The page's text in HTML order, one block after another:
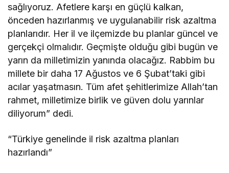
sağlıyoruz. Afetlere karşı en güçlü kalkan,
önceden hazırlanmış ve uygulanabilir risk azaltma
planlarıdır. Her il ve ilçemizde bu planlar güncel ve
gerçekçi olmalıdır. Geçmişte olduğu gibi bugün ve
yarın da milletimizin yanında olacağız. Rabbim bu
millete bir daha 17 Ağustos ve 6 Şubat’taki gibi
acılar yaşatmasın. Tüm afet şehitlerimize Allah’tan
rahmet, milletimize birlik ve güven dolu yarınlar
diliyorum” dedi.
“Türkiye genelinde il risk azaltma planları
hazırlandı”